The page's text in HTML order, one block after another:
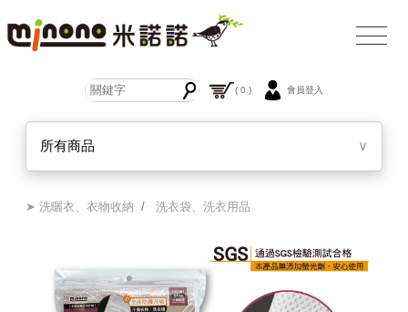
( 0 ) 會員登入
所有商品 ∨
➤ 洗曬衣、衣物收納 /洗衣袋、洗衣用品